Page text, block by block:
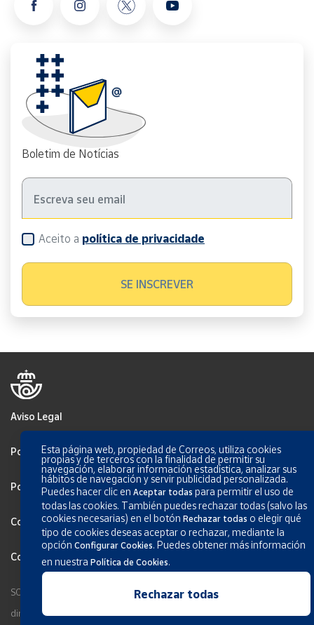
Boletim de Notícias
Aceito a política de privacidade
Aviso Legal
Política de Privacidade
Politica de Cookies
Configurar Cookies
Condições Gerais dos Serviços
SOCIEDAD ESTATAL CORREOS Y TELÉGRAFOS, S.A., S.M.E. Todos os
direitos reservados.
Esta página web, propiedad de Correos, utiliza cookies
propias y de terceros con la finalidad de permitir su
navegación, elaborar información estadística, analizar sus
hábitos de navegación y servir publicidad personalizada.
Puedes hacer clic enAceptar todas para permitir el uso de
todas las cookies. También puedes rechazar todas (salvo las
cookies necesarias) en el botónRechazar todas o elegir qué
tipo de cookies deseas aceptar o rechazar, mediante la
opciónConfigurar Cookies. Puedes obtener más información
en nuestraPolítica de Cookies.
Rechazar todas